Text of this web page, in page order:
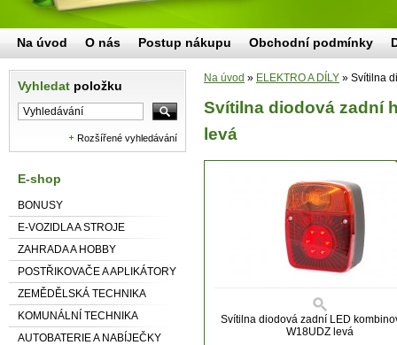
Vyhledat položku
Rozšířené vyhledávání
E-shop
BONUSY
E-VOZIDLA A STROJE
ZAHRADA A HOBBY
POSTŘIKOVAČE A APLIKÁTORY
ZEMĚDĚLSKÁ TECHNIKA
KOMUNÁLNÍ TECHNIKA
AUTOBATERIE A NABÍJEČKY
Na úvod » ELEKTRO A DÍLY » Svítilna
Svítilna diodová zadní
levá
Svítilna diodová zadní LED
W18UDZ levá
Na úvod O nás Postup nákupu Obchodní podmínky